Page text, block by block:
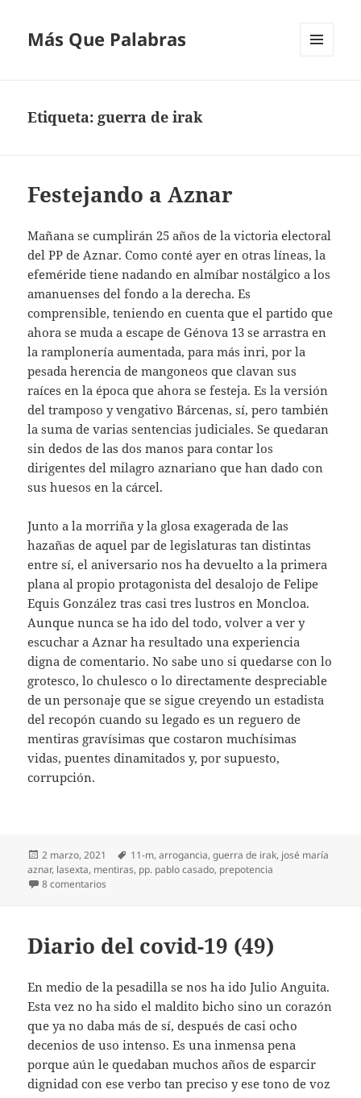
Más Que Palabras
Etiqueta: guerra de irak
Festejando a Aznar
Mañana se cumplirán 25 años de la victoria electoral
del PP de Aznar. Como conté ayer en otras líneas, la
efeméride tiene nadando en almíbar nostálgico a los
amanuenses del fondo a la derecha. Es
comprensible, teniendo en cuenta que el partido que
ahora se muda a escape de Génova 13 se arrastra en
la ramplonería aumentada, para más inri, por la
pesada herencia de mangoneos que clavan sus
raíces en la época que ahora se festeja. Es la versión
del tramposo y vengativo Bárcenas, sí, pero también
la suma de varias sentencias judiciales. Se quedaran
sin dedos de las dos manos para contar los
dirigentes del milagro aznariano que han dado con
sus huesos en la cárcel.
Junto a la morriña y la glosa exagerada de las
hazañas de aquel par de legislaturas tan distintas
entre sí, el aniversario nos ha devuelto a la primera
plana al propio protagonista del desalojo de Felipe
Equis González tras casi tres lustros en Moncloa.
Aunque nunca se ha ido del todo, volver a ver y
escuchar a Aznar ha resultado una experiencia
digna de comentario. No sabe uno si quedarse con lo
grotesco, lo chulesco o lo directamente despreciable
de un personaje que se sigue creyendo un estadista
del recopón cuando su legado es un reguero de
mentiras gravísimas que costaron muchísimas
vidas, puentes dinamitados y, por supuesto,
corrupción.
Publicado
el
2 marzo, 2021 Etiquetas
11-m,arrogancia,guerra de irak, josé maría
aznar, lasexta, mentiras, pp. pablo casado, prepotencia
8 comentarios
Diario del covid-19 (49)
En medio de la pesadilla se nos ha ido Julio Anguita.
Esta vez no ha sido el maldito bicho sino un corazón
que ya no daba más de sí, después de casi ocho
decenios de uso intenso. Es una inmensa pena
porque aún le quedaban muchos años de esparcir
dignidad con ese verbo tan preciso y ese tono de voz